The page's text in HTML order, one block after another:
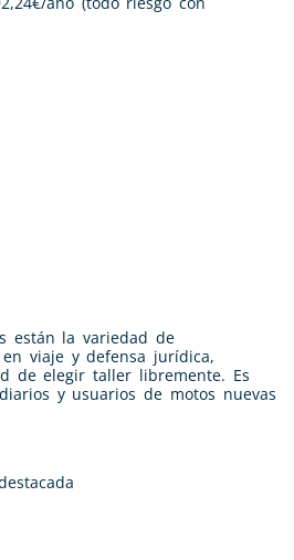
están la variedad de
viaje y defensa jurídica,
de elegir taller libremente. Es
y usuarios de motos nuevas